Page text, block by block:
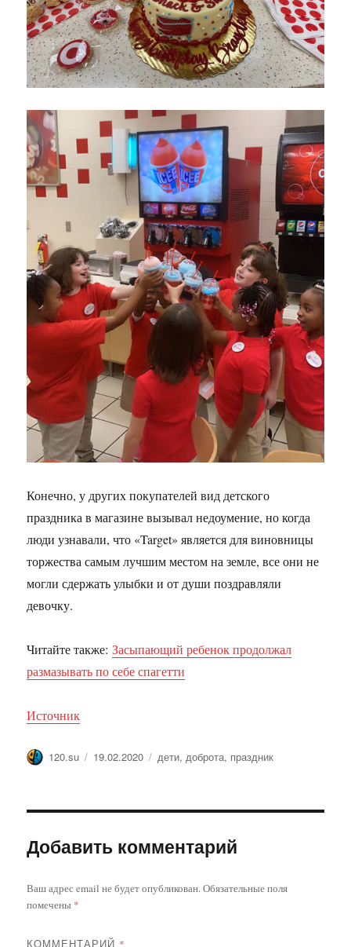
Конечно, у других покупателей вид детского
праздника в магазине вызывал недоумение, но когда
люди узнавали, что «Target» является для виновницы
торжества самым лучшим местом на земле, все они не
могли сдержать улыбки и от души поздравляли
девочку.
Читайте также:Засыпающий ребенок продолжал
размазывать по себе спагетти
Источник
Автор
120.su Опубликовано
19.02.2020 Метки
дети,доброта, праздник
Добавить комментарий
Ваш адрес email не будет опубликован.Обязательные поля
помечены *
КОММЕНТАРИЙ *